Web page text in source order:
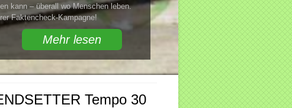
kann – überall wo Menschen leben.
Faktencheck-Kampagne!
Mehr lesen
Tempo 30